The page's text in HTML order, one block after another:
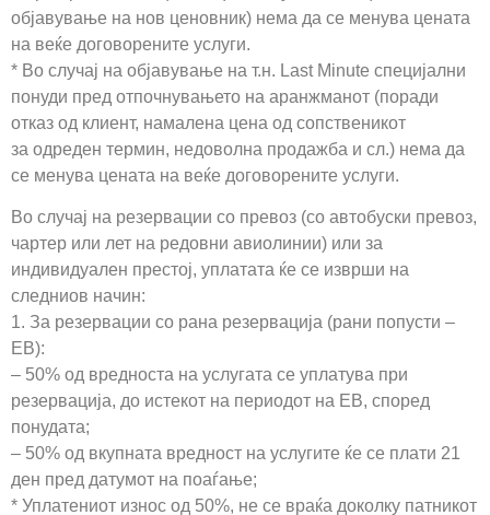
објавување на нов ценовник) нема да се менува цената
на веќе договорените услуги.
* Во случај на објавување на т.н. Last Minute специјални
понуди пред отпочнувањето на аранжманот (поради
отказ од клиент, намалена цена од сопственикот
за одреден термин, недоволна продажба и сл.) нема да
се менува цената на веќе договорените услуги.
Во случај на резервации со превоз (со автобуски превоз,
чартер или лет на редовни авиолинии) или за
индивидуален престој, уплатата ќе се изврши на
следниов начин:
1. За резервации со рана резервација (рани попусти –
EB):
– 50% од вредноста на услугата се уплатува при
резервација, до истекот на периодот на ЕВ, според
понудата;
– 50% од вкупната вредност на услугите ќе се плати 21
ден пред датумот на поаѓање;
* Уплатениот износ од 50%, не се враќа доколку патникот